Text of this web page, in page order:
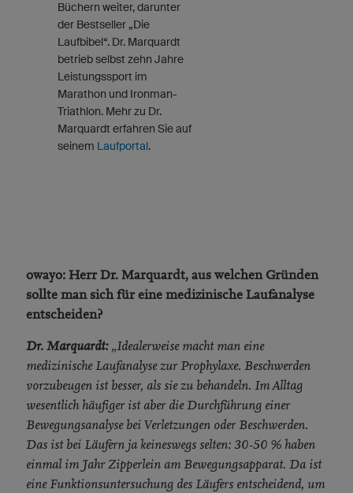
Büchern weiter, darunter
der Bestseller „Die
Laufbibel“. Dr. Marquardt
betrieb selbst zehn Jahre
Leistungssport im
Marathon und Ironman-
Triathlon. Mehr zu Dr.
Marquardt erfahren Sie auf
seinem Laufportal.
owayo: Herr Dr. Marquardt, aus welchen Gründen
sollte man sich für eine medizinische Laufanalyse
entscheiden?
Dr. Marquardt:„Idealerweise macht man eine
medizinische Laufanalyse zur Prophylaxe. Beschwerden
vorzubeugen ist besser, als sie zu behandeln. Im Alltag
wesentlich häufiger ist aber die Durchführung einer
Bewegungsanalyse bei Verletzungen oder Beschwerden.
Das ist bei Läufern ja keineswegs selten: 30-50 % haben
einmal im Jahr Zipperlein am Bewegungsapparat. Da ist
eine Funktionsuntersuchung des Läufers entscheidend, um